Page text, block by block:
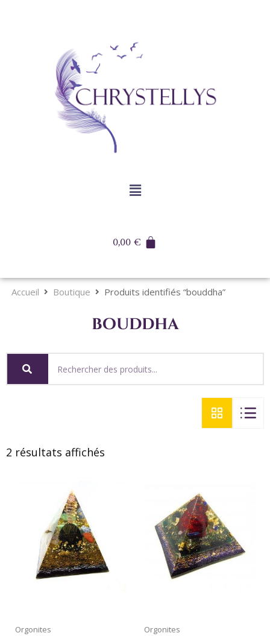
0,00€
Accueil Boutique Produits identifiés “bouddha”
bouddha
2 résultats affichés
Orgonites Orgonites